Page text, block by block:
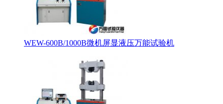
WEW-600B/1000B微机屏显液压万能试验机